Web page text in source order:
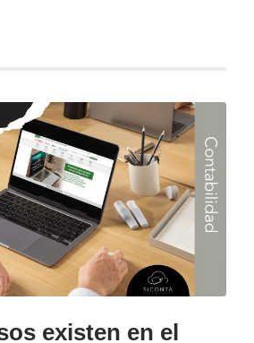
existen en el